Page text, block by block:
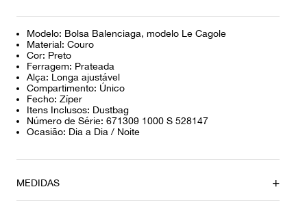
Modelo: Bolsa Balenciaga, modelo Le Cagole
Material: Couro
Cor: Preto
Ferragem: Prateada
Alça: Longa ajustável
Compartimento: Único
Fecho: Zíper
Itens Inclusos: Dustbag
Número de Série: 671309 1000 S 528147
Ocasião: Dia a Dia / Noite
MEDIDAS